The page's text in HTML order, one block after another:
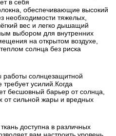
в себя
обеспечивающие высокий
необходимости тяжелых,
вес и легко дышащий
выбором для внутренних
на открытом воздухе,
солнца без риска
солнцезащитной
требует усилий.Когда
бесшовный барьер от солнца,
от сильной жары и вредных
доступна в различных